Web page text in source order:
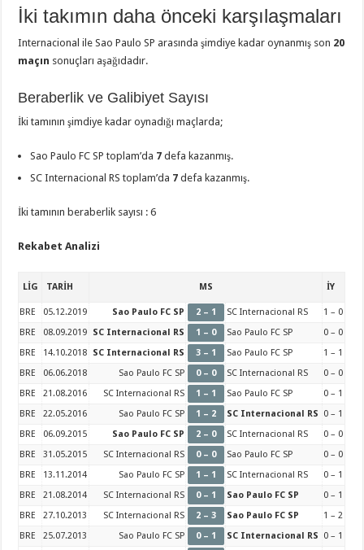
İki takımın daha önceki karşılaşmaları
Internacional ile Sao Paulo SP arasında şimdiye kadar oynanmış son 20
maçın sonuçları aşağıdadır.
Beraberlik ve Galibiyet Sayısı
İki tamının şimdiye kadar oynadığı maçlarda;
Sao Paulo FC SP toplam’da 7 defa kazanmış.
SC Internacional RS toplam’da 7 defa kazanmış.
İki tamının beraberlik sayısı : 6
Rekabet Analizi
LİG TARİH MS İY
BRE 05.12.2019 Sao Paulo FC SP 2 – 1 SC Internacional RS
1 – 0
BRE
08.09.2019 SC Internacional RS 1 – 0 Sao Paulo FC SP
0 – 0
BRE
14.10.2018 SC Internacional RS 3 – 1 Sao Paulo FC SP
1 – 1
BRE
06.06.2018 Sao Paulo FC SP 0 – 0 SC Internacional RS
0 – 0
BRE
21.08.2016 SC Internacional RS 1 – 1 Sao Paulo FC SP
0 – 1
BRE
22.05.2016 Sao Paulo FC SP 1 – 2 SC Internacional RS
0 – 1
BRE
06.09.2015 Sao Paulo FC SP 2 – 0 SC Internacional RS
0 – 0
BRE
31.05.2015 SC Internacional RS 0 – 0 Sao Paulo FC SP
0 – 0
BRE
13.11.2014 Sao Paulo FC SP 1 – 1 SC Internacional RS
0 – 1
BRE
21.08.2014 SC Internacional RS 0 – 1 Sao Paulo FC SP
0 – 1
BRE
27.10.2013 SC Internacional RS 2 – 3 Sao Paulo FC SP
1 – 2
BRE
25.07.2013 Sao Paulo FC SP 0 – 1 SC Internacional RS
0 – 1